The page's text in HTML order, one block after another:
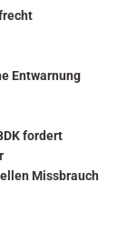
Entwarnung
fordert
Missbrauch